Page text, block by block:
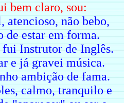
bem claro, sou:
atencioso, não bebo,
de estar em forma.
Instrutor de Inglês.
e já gravei música.
ambição de fama.
calmo, tranquilo e